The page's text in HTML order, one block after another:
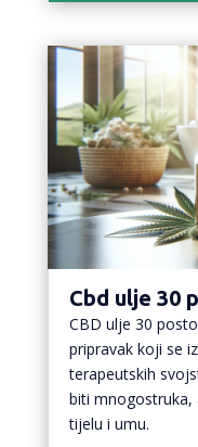
Cbd ulje 30
CBD ulje 30
pripravak koji se
terapeutskih
biti mnogostruka,
tijelu i umu.